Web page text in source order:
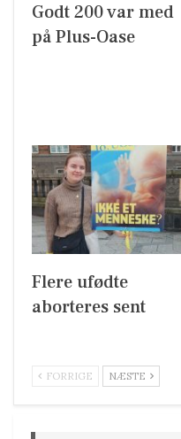
Godt 200 var med
på Plus-Oase
Flere ufødte
aborteres sent
FORRIGE NÆSTE